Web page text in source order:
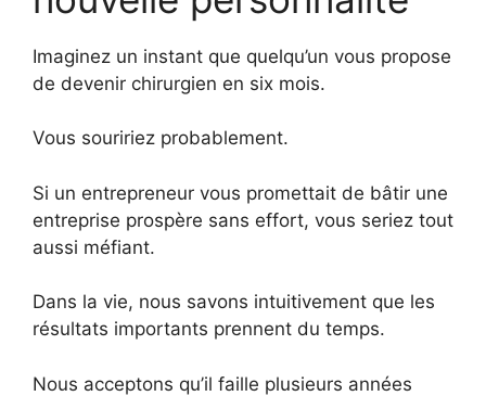
Imaginez un instant que quelqu’un vous propose
de devenir chirurgien en six mois.
Vous souririez probablement.
Si un entrepreneur vous promettait de bâtir une
entreprise prospère sans effort, vous seriez tout
aussi méfiant.
Dans la vie, nous savons intuitivement que les
résultats importants prennent du temps.
Nous acceptons qu’il faille plusieurs années